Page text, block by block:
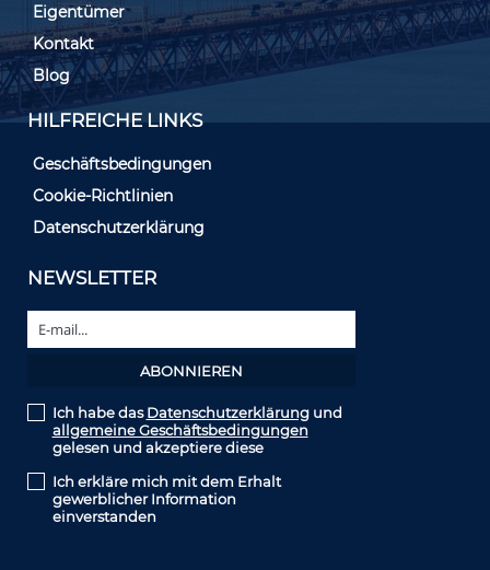
Eigentümer
Kontakt
Blog
HILFREICHE LINKS
Geschäftsbedingungen
Cookie-Richtlinien
Datenschutzerklärung
NEWSLETTER
Ich habe dasDatenschutzerklärungund
allgemeine Geschäftsbedingungen
gelesen und akzeptiere diese
Ich erkläre mich mit dem Erhalt
gewerblicher Information
einverstanden